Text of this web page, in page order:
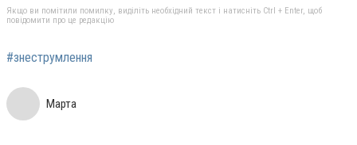
Якщо ви помітили помилку, виділіть необхідний текст і натисніть Ctrl + Enter, щоб
повідомити про це редакцію
#знеструмлення
Марта